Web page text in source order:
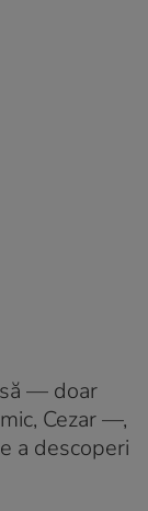
— doar
Cezar —,
a descoperi